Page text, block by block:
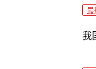
最
我